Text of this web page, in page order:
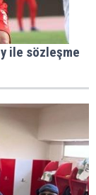
ile sözleşme